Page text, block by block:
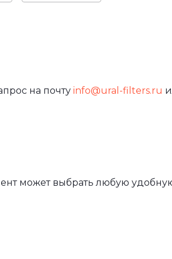
на почту info@ural-filters.ru
может выбрать любую